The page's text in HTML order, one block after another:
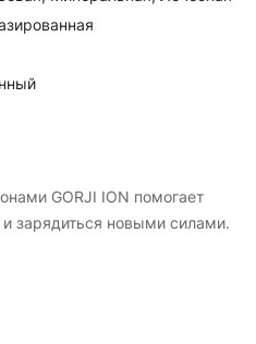
GORJI ION помогает
зарядиться новыми силами.